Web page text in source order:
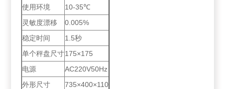
使用环境
10-35℃
灵敏度漂移
0.005%
稳定时间
1.5秒
单个秤盘尺寸175×175
电源
AC220V50Hz
外形尺寸
735×400×110